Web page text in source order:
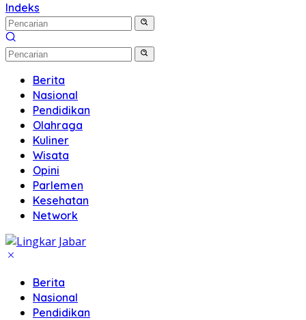
Indeks
Berita
Nasional
Pendidikan
Olahraga
Kuliner
Wisata
Opini
Parlemen
Kesehatan
Network
Berita
Nasional
Pendidikan